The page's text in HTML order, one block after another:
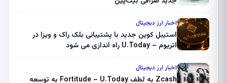
اخبار ارز دیجیتال
استیبل کوین جدید با پشتیبانی بلک راک و ویزا در
اتریوم – U.Today راه اندازی می شود
اخبار ارز دیجیتال
Zcash به لطف Fortitude – U.Today به توسعه